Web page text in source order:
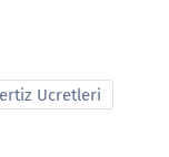
Ucretleri